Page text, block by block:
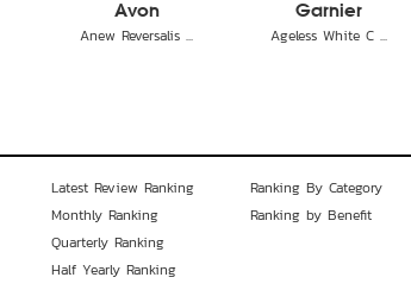
Avon
Anew Reversalis ...
Garnier
Ageless White C ...
Latest Review Ranking
Monthly Ranking
Quarterly Ranking
Half Yearly Ranking
Ranking By Category
Ranking by Benefit